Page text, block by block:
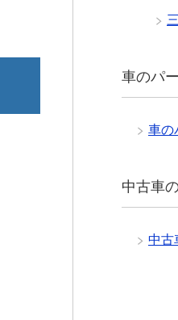
車のパ
車の
中古車
中古